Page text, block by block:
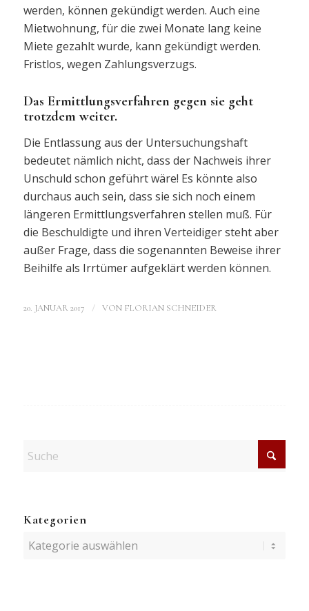
werden, können gekündigt werden. Auch eine
Mietwohnung, für die zwei Monate lang keine
Miete gezahlt wurde, kann gekündigt werden.
Fristlos, wegen Zahlungsverzugs.
Das Ermittlungsverfahren gegen sie geht
trotzdem weiter.
Die Entlassung aus der Untersuchungshaft
bedeutet nämlich nicht, dass der Nachweis ihrer
Unschuld schon geführt wäre! Es könnte also
durchaus auch sein, dass sie sich noch einem
längeren Ermittlungsverfahren stellen muß. Für
die Beschuldigte und ihren Verteidiger steht aber
außer Frage, dass die sogenannten Beweise ihrer
Beihilfe als Irrtümer aufgeklärt werden können.
20. JANUAR 2017 / VON FLORIAN SCHNEIDER
Kategorien
Kategorien